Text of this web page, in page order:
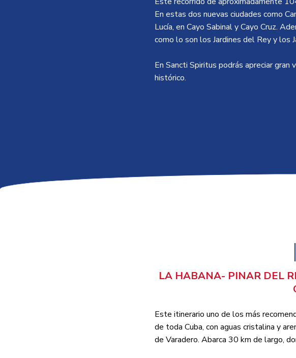
En estas dos nuevas ciudades como
Lucía, en Cayo Sabinal y Cayo Cruz.
como lo son los Jardines del Rey y los
En Sancti Spiritus podrás apreciar gran
histórico.
LA HABANA- PINAR DEL
Este itinerario uno de los más
de toda Cuba, con aguas cristalina y
de Varadero. Abarca 30 km de largo,